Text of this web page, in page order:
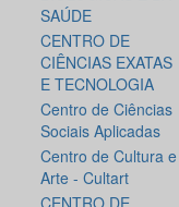
SAÚDE
CENTRO DE
CIÊNCIAS EXATAS
E TECNOLOGIA
Centro de Ciências
Sociais Aplicadas
Centro de Cultura e
Arte - Cultart